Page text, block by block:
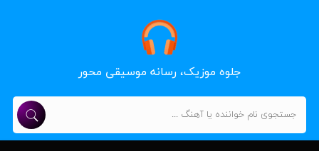
جلوه موزیک، رسانه موسیقی محور